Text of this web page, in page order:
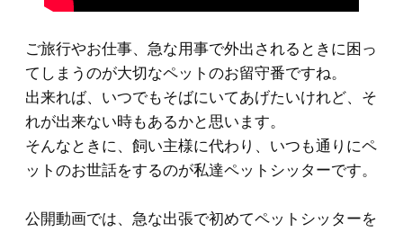
ご旅行やお仕事、急な用事で外出されるときに困っ
てしまうのが大切なペットのお留守番ですね。
出来れば、いつでもそばにいてあげたいけれど、そ
れが出来ない時もあるかと思います。
そんなときに、飼い主様に代わり、いつも通りにペ
ットのお世話をするのが私達ペットシッターです。
公開動画では、急な出張で初めてペットシッターを